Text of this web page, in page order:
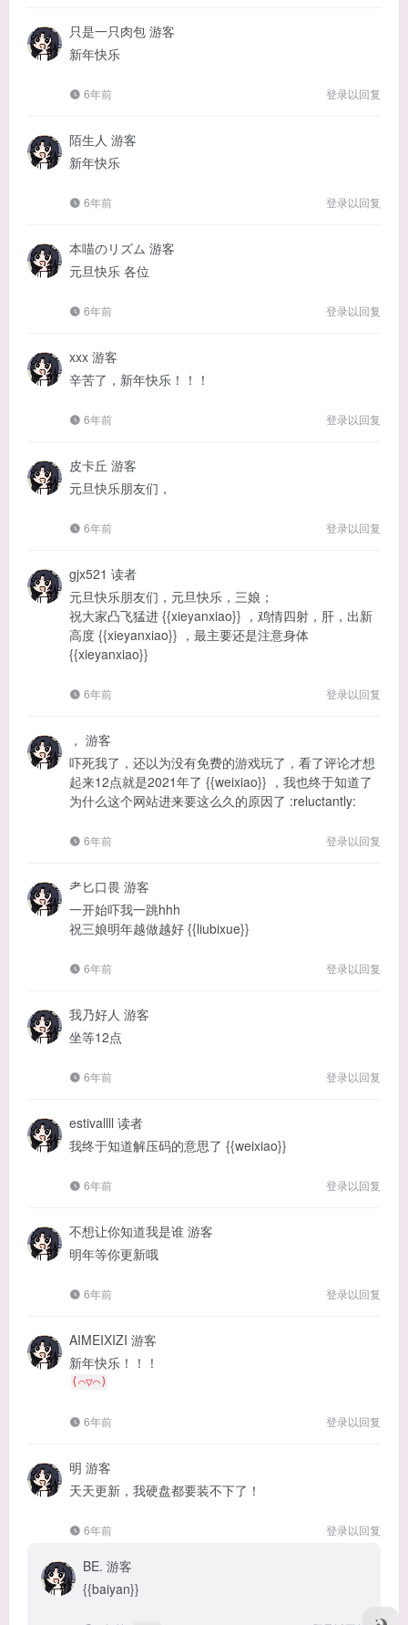
只是一只肉包 游客
新年快乐
6年前 登录以回复
陌生人 游客
新年快乐
6年前 登录以回复
本喵のリズム 游客
元旦快乐 各位
6年前 登录以回复
xxx 游客
辛苦了，新年快乐！！！
6年前 登录以回复
皮卡丘 游客
元旦快乐朋友们，
6年前 登录以回复
gjx521 读者
元旦快乐朋友们，元旦快乐，三娘；
祝大家凸飞猛进 {{xieyanxiao}} ，鸡情四射，肝，出新
高度 {{xieyanxiao}} ，最主要还是注意身体
{{xieyanxiao}}
6年前 登录以回复
， 游客
吓死我了，还以为没有免费的游戏玩了，看了评论才想
起来12点就是2021年了 {{weixiao}} ，我也终于知道了
为什么这个网站进来要这么久的原因了 :reluctantly:
6年前 登录以回复
耂匕口畏 游客
一开始吓我一跳hhh
祝三娘明年越做越好 {{liubixue}}
6年前 登录以回复
我乃好人 游客
坐等12点
6年前 登录以回复
estivallll 读者
我终于知道解压码的意思了 {{weixiao}}
6年前 登录以回复
不想让你知道我是谁 游客
明年等你更新哦
6年前 登录以回复
AIMEIXIZI 游客
新年快乐！！！
(⌒▽⌒)
6年前 登录以回复
明 游客
天天更新，我硬盘都要装不下了！
6年前 登录以回复
BE. 游客
{{baiyan}}